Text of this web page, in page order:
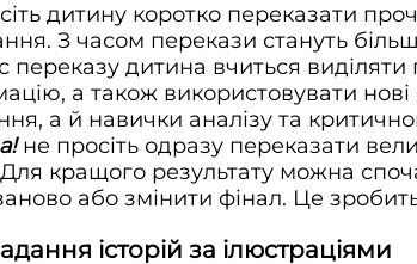
дитину коротко переказати
З часом перекази стануть
переказу дитина вчиться
а також використовувати
а й навички аналізу та
не просіть одразу переказати
кращого результату можна
або змінити фінал. Це
історій за ілюстраціями